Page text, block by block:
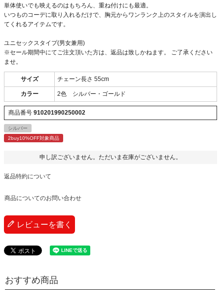
単体使いでも映えるのはもちろん、重ね付けにも最適。
いつものコーデに取り入れるだけで、胸元からワンランク上のスタイルを演出し
てくれるアイテムです。
ユニセックスタイプ(男女兼用)
※セール期間中にてご注文頂いた方は、返品は致しかねます。 ご了承ください
ませ。
サイズ チェーン長さ 55cm
カラー 2色 シルバー・ゴールド
商品番号 910201990250002
シルバー
2buy10%OFF対象商品
申し訳ございません。ただいま在庫がございません。
返品特約について
商品についてのお問い合わせ
レビューを書く
おすすめ商品